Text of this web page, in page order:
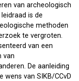
van archeologisch
is de
methoden
te vergroten.
van een
van
De aanleiding
van SIKB/CCvD